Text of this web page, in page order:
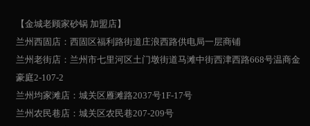
【金城老顾家砂锅 加盟店】
兰州西固店：西固区福利路街道庄浪西路供电局一层商铺
兰州老街店：兰州市七里河区土门墩街道马滩中街西津西路668号温商金
豪庭2-107-2
兰州均家滩店：城关区雁滩路2037号1F-17号
兰州农民巷店：城关区农民巷207-209号